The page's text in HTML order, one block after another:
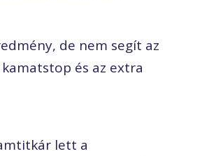
de nem segít az
és az extra
lett a